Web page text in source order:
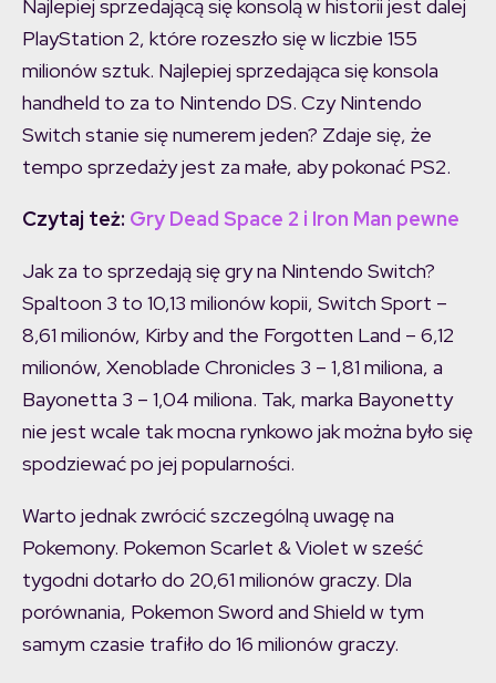
Najlepiej sprzedającą się konsolą w historii jest dalej
PlayStation 2, które rozeszło się w liczbie 155
milionów sztuk. Najlepiej sprzedająca się konsola
handheld to za to Nintendo DS. Czy Nintendo
Switch stanie się numerem jeden? Zdaje się, że
tempo sprzedaży jest za małe, aby pokonać PS2.
Czytaj też: Gry Dead Space 2 i Iron Man pewne
Jak za to sprzedają się gry na Nintendo Switch?
Spaltoon 3 to 10,13 milionów kopii, Switch Sport –
8,61 milionów, Kirby and the Forgotten Land – 6,12
milionów, Xenoblade Chronicles 3 – 1,81 miliona, a
Bayonetta 3 – 1,04 miliona. Tak, marka Bayonetty
nie jest wcale tak mocna rynkowo jak można było się
spodziewać po jej popularności.
Warto jednak zwrócić szczególną uwagę na
Pokemony. Pokemon Scarlet & Violet w sześć
tygodni dotarło do 20,61 milionów graczy. Dla
porównania, Pokemon Sword and Shield w tym
samym czasie trafiło do 16 milionów graczy.